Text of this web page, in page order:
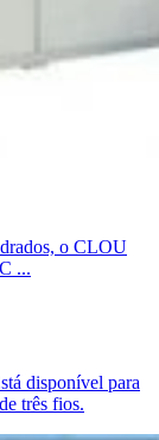
o CLOU
...
disponível para
três fios.